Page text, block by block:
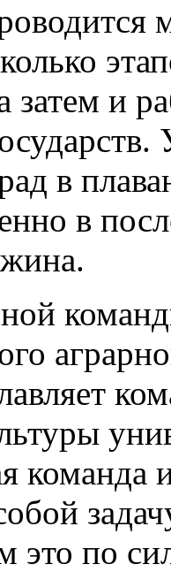
затем и
в
в
команда
это по